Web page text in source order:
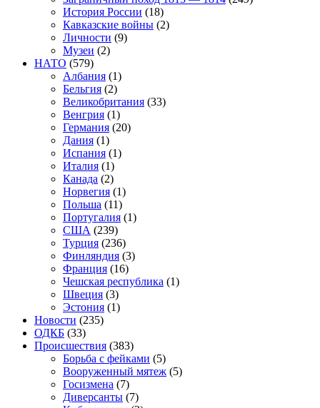
История России (18)
Кавказские войны (2)
Личности (9)
Музеи (2)
НАТО (579)
Албания (1)
Бельгия (2)
Великобритания (33)
Венгрия (1)
Германия (20)
Дания (1)
Испания (1)
Италия (1)
Канада (2)
Норвегия (1)
Польша (11)
Португалия (1)
США (239)
Турция (236)
Финляндия (3)
Франция (16)
Чешская республика (1)
Швеция (3)
Эстония (1)
Новости (235)
ОДКБ (33)
Происшествия (383)
Борьба с фейками (5)
Вооруженный мятеж (5)
Госизмена (7)
Диверсанты (7)